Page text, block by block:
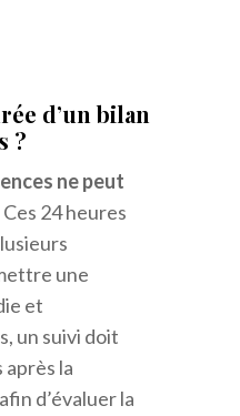
d’un bilan
?
ne peut
Ces 24 heures
une
et
un suivi doit
la
d’évaluer la